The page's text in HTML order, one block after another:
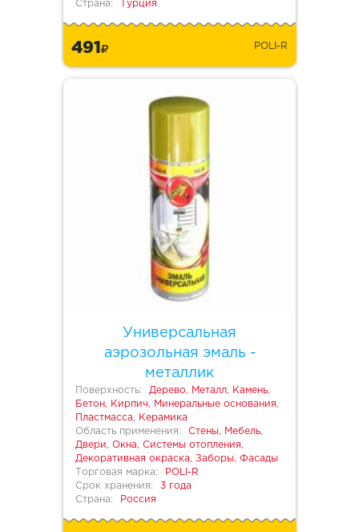
Страна: Турция
491 POLI-R
Универсальная
аэрозольная эмаль -
металлик
Поверхность:
Дерево, Металл, Камень,
Бетон, Кирпич, Минеральные основания,
Пластмасса, Керамика
Область применения:
Стены, Мебель,
Двери, Окна, Системы отопления,
Декоративная окраска, Заборы, Фасады
Торговая марка:
POLI-R
Срок хранения:
3 года
Страна:
Россия